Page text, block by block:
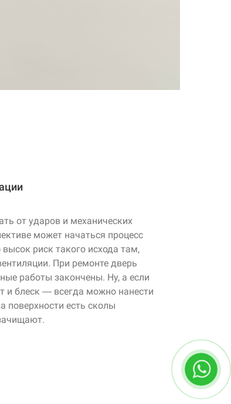
от ударов и механических
может начаться процесс
риск такого исхода там,
При ремонте дверь
работы закончены. Ну, а если
и блеск — всегда можно нанести
поверхности есть сколы